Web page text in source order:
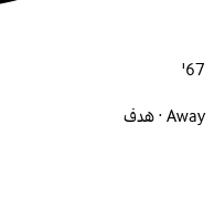
67'
Away · هدف